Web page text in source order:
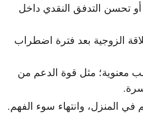
أو تحسن التدفق النقدي داخل
الزوجية بعد فترة اضطراب
معنوية؛ مثل قوة الدعم من
في المنزل، وانتهاء سوء الفهم.